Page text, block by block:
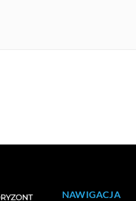
NAWIGACJA